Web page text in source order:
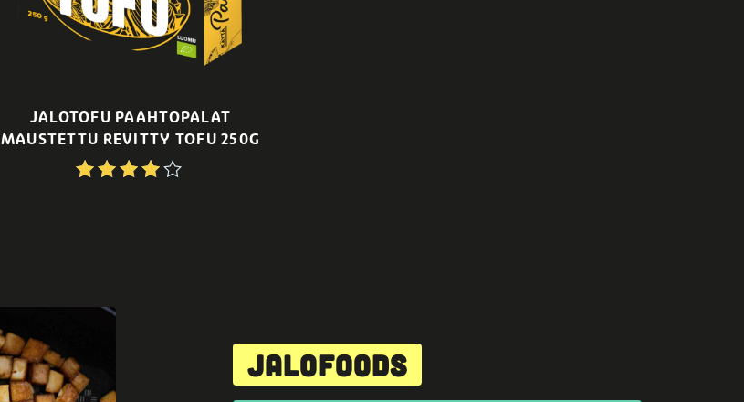
JALOTOFU PAAHTOPALAT
MAUSTETTU REVITTY TOFU 250G
JALOFOODS